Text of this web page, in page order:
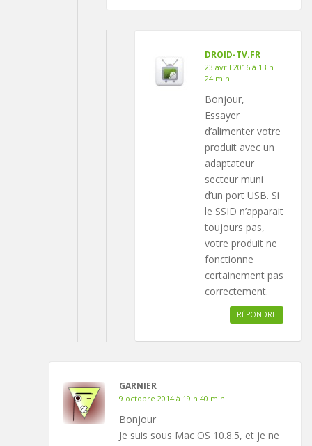
DROID-TV.FR
23 avril 2016 à 13 h
24 min
Bonjour,
Essayer
d’alimenter votre
produit avec un
adaptateur
secteur muni
d’un port USB. Si
le SSID n’apparait
toujours pas,
votre produit ne
fonctionne
certainement pas
correctement.
RÉPONDRE
GARNIER
9 octobre 2014 à 19 h 40 min
Bonjour
Je suis sous Mac OS 10.8.5, et je ne